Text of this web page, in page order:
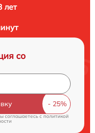
лет
со
соглашаетесь cполитикой